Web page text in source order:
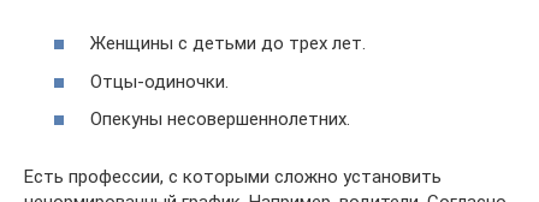
Женщины с детьми до трех лет.
Отцы-одиночки.
Опекуны несовершеннолетних.
Есть профессии, с которыми сложно установить